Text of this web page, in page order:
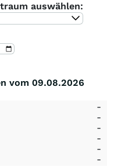
auswählen:
vom 09.08.2026
-
-
-
-
-
-